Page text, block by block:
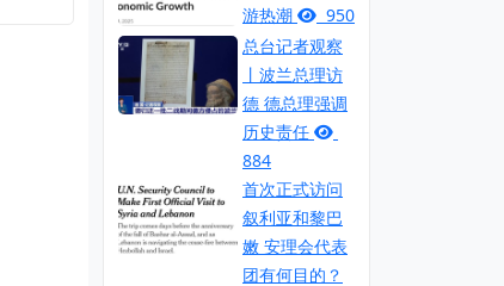
游热潮
950
总台记者观察
丨波兰总理访
德 德总理强调
历史责任
884
首次正式访问
叙利亚和黎巴
嫩 安理会代表
团有何目的？